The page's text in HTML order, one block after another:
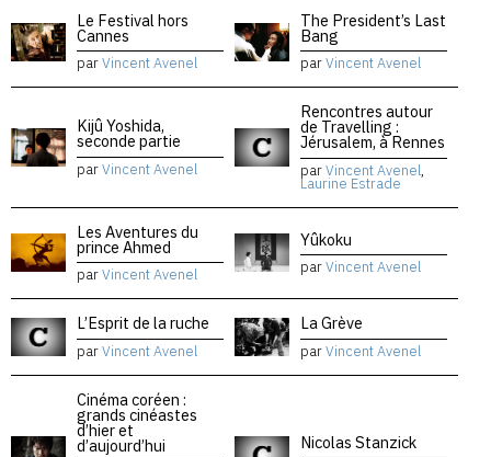
Le Festival hors
Cannes
parVincent Avenel
The President’s Last
Bang
parVincent Avenel
Kijû Yoshida,
seconde partie
parVincent Avenel
Rencontres autour
de Travelling :
Jérusalem, à Rennes
parVincent Avenel,
Laurine Estrade
Les Aventures du
prince Ahmed
parVincent Avenel
Yûkoku
parVincent Avenel
L’Esprit de la ruche
parVincent Avenel
La Grève
parVincent Avenel
Cinéma coréen :
grands cinéastes
d’hier et
d’aujourd’hui Nicolas Stanzick